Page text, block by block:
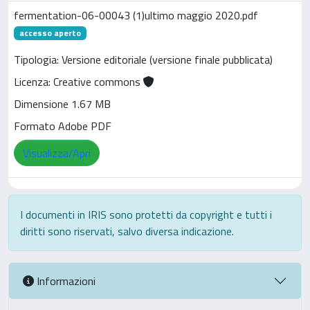
fermentation-06-00043 (1)ultimo maggio 2020.pdf
accesso aperto
Tipologia: Versione editoriale (versione finale pubblicata)
Licenza: Creative commons
Dimensione 1.67 MB
Formato Adobe PDF
Visualizza/Apri
I documenti in IRIS sono protetti da copyright e tutti i
diritti sono riservati, salvo diversa indicazione.
Informazioni